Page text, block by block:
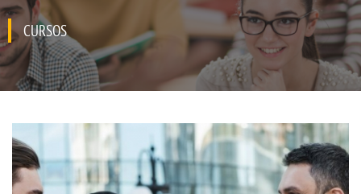
QUEM SOMOS
ESTÁGIOS
CURSOS